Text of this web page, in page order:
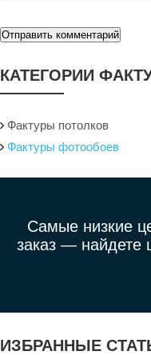
Отправить комментарий
КАТЕГОРИИ
Фактуры потолков
Фактуры фотообоев
Самые низкие
заказ — найдете
ИЗБРАННЫЕ